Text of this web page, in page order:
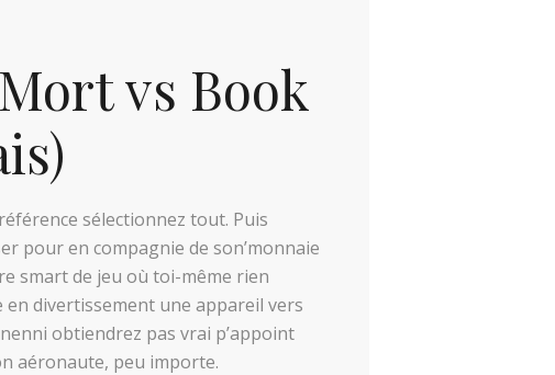
vs Book
sélectionnez tout. Puis
pour en compagnie de son’monnaie
smart de jeu où toi-même rien
divertissement une appareil vers
obtiendrez pas vrai p’appoint
aéronaute, peu importe.